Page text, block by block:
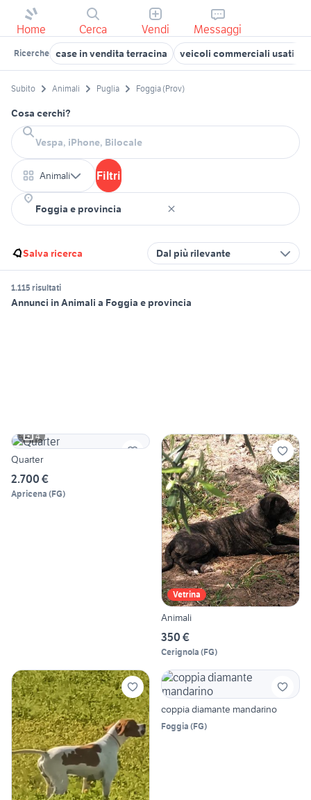
Home Cerca Vendi Messaggi
Ricerche case in vendita terracina veicoli commerciali usati
Subito Animali Puglia Foggia (Prov)
Cosa cerchi?
Animali Filtri
Salva ricerca Dal più rilevante
1.115 risultati
Annunci in Animali a Foggia e provincia
4
Quarter
2.700 €
Apricena (FG)
Vetrina
Animali
350 €
Cerignola (FG)
coppia diamante mandarino
Foggia (FG)